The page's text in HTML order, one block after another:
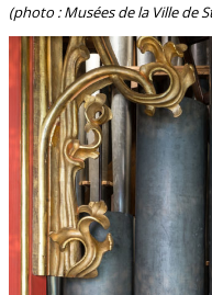
(photo : Musées de la Ville de